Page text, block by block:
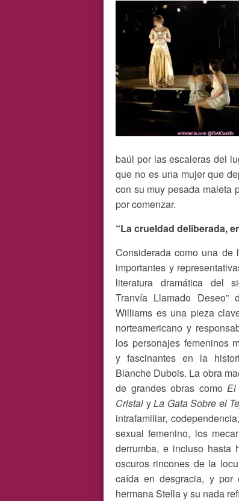
baúl por las escaleras del
que no es una mujer que
con su muy pesada maleta
por comenzar.
“La crueldad deliberada,
Considerada como una de
importantes y
literatura dramática del
Tranvía Llamado Deseo”
Williams es una pieza
norteamericano y
los personajes femeninos
y fascinantes en la
Blanche Dubois. La obra
de grandes obras como El
Cristal yLa Gata Sobre el
intrafamiliar,
sexual femenino, los
derrumba, e incluso hasta
oscuros rincones de la
caída en desgracia, y
hermana Stella y su nada